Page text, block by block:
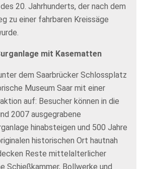
20. Jahrhunderts, der nach dem
zu einer fahrbaren Kreissäge
mit Kasematten
dem Saarbrücker Schlossplatz
Museum Saar mit einer
auf: Besucher können in die
2007 ausgegrabene
hinabsteigen und 500 Jahre
historischen Ort hautnah
Reste mittelalterlicher
Schießkammer, Bollwerke und